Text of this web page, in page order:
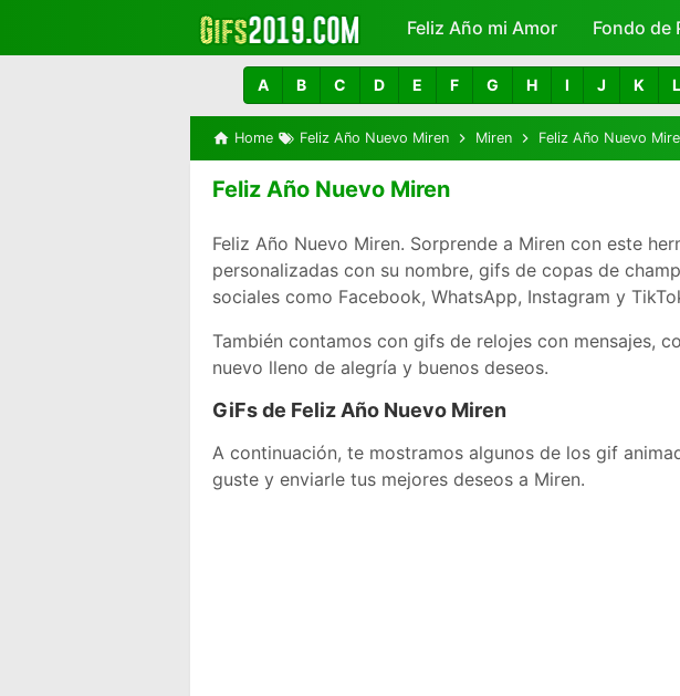
Feliz Año mi Amor Fondo de
Más
A B C D E F G H I J K L
Home Feliz Año Nuevo Miren Miren Feliz Año Nuevo
Feliz Año Nuevo Miren
Feliz Año Nuevo Miren. Sorprende a Miren con este
personalizadas con su nombre, gifs de copas de
sociales como Facebook, WhatsApp, Instagram y
También contamos con gifs de relojes con mensajes,
nuevo lleno de alegría y buenos deseos.
GiFs de Feliz Año Nuevo Miren
A continuación, te mostramos algunos de los gif
guste y enviarle tus mejores deseos a Miren.